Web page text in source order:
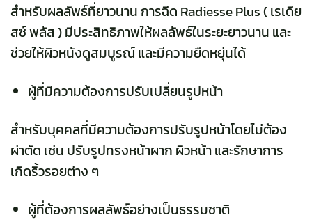
สำหรับผลลัพธ์ที่ยาวนานการฉีด Radiesse Plus ( เรเดีย
สซ์ พลัส )มีประสิทธิภาพให้ผลลัพธ์ในระยะยาวนาน และ
ช่วยให้ผิวหนังดูสมบูรณ์ และมีความยืดหยุ่นได้
ผู้ที่มีความต้องการปรับเปลี่ยนรูปหน้า
สำหรับบุคคลที่มีความต้องการปรับรูปหน้าโดยไม่ต้อง
ผ่าตัด เช่น ปรับรูปทรงหน้าผาก ผิวหน้า และรักษาการ
เกิดริ้วรอยต่าง ๆ
ผู้ที่ต้องการผลลัพธ์อย่างเป็นธรรมชาติ